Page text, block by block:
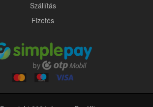
Szállítás
Fizetés